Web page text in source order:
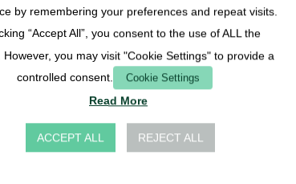
IVA incl.
2,90€
más Gastos
de envío
Plazo de
entrega:
3,90€
by remembering your preferences and repeat visits.
“Accept All”, you consent to the use of ALL the
However, you may visit "Cookie Settings" to provide a
controlled consent.
Cookie Settings
Read More
ACCEPT ALL REJECT ALL